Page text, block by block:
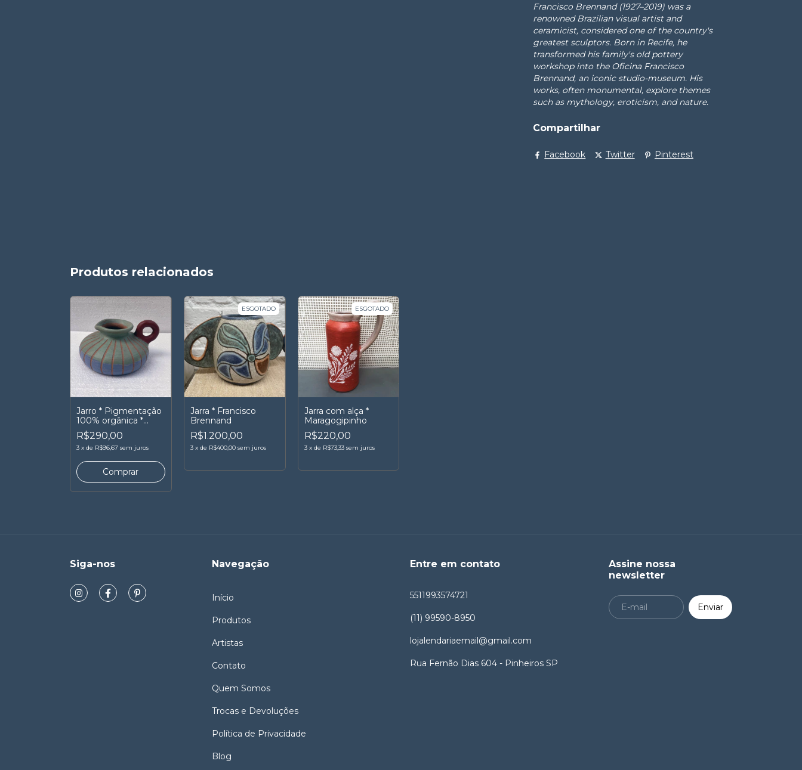
Francisco Brennand (1927–2019) was a
renowned Brazilian visual artist and
ceramicist, considered one of the country's
greatest sculptors. Born in Recife, he
transformed his family's old pottery
workshop into the Oficina Francisco
Brennand, an iconic studio-museum. His
works, often monumental, explore themes
such as mythology, eroticism, and nature.
Compartilhar
Facebook Twitter Pinterest
Produtos relacionados
Jarro * Pigmentação
100% orgânica *
Olaria Ponto Chique
R$290,00
3 x de R$96,67 sem juros
ESGOTADO
Jarra * Francisco
Brennand
R$1.200,00
3 x de R$400,00 sem juros
ESGOTADO
Jarra com alça *
Maragogipinho
R$220,00
3 x de R$73,33 sem juros
Siga-nos Navegação
Início
Produtos
Artistas
Contato
Quem Somos
Trocas e Devoluções
Política de Privacidade
Blog
Entre em contato
5511993574721
(11) 99590-8950
lojalendariaemail@gmail.com
Rua Fernão Dias 604 - Pinheiros SP
Assine nossa
newsletter